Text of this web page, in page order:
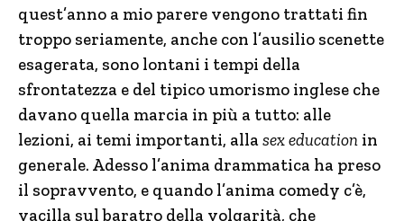
quest’anno a mio parere vengono trattati fin
troppo seriamente, anche con l’ausilio scenette
esagerata, sono lontani i tempi della
sfrontatezza e del tipico umorismo inglese che
davano quella marcia in più a tutto: alle
lezioni, ai temi importanti, allasex education in
generale. Adesso l’anima drammatica ha preso
il sopravvento, e quando l’anima comedy c’è,
vacilla sul baratro della volgarità, che